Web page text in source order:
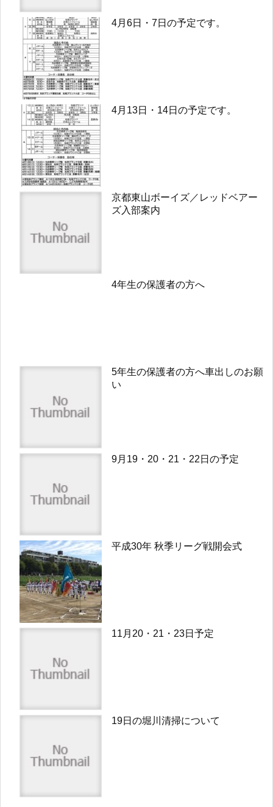
4月6日・7日の予定です。
4月13日・14日の予定です。
京都東山ボーイズ／レッドベアー
ズ入部案内
4年生の保護者の方へ
5年生の保護者の方へ車出しのお願
い
9月19・20・21・22日の予定
平成30年 秋季リーグ戦開会式
11月20・21・23日予定
19日の堀川清掃について